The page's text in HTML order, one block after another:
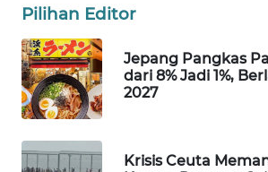
Pilihan Editor
Jepang Pangkas
dari 8% Jadi 1%,
2027
Krisis Ceuta
ID
WAHANANEWS
CO ID
NET